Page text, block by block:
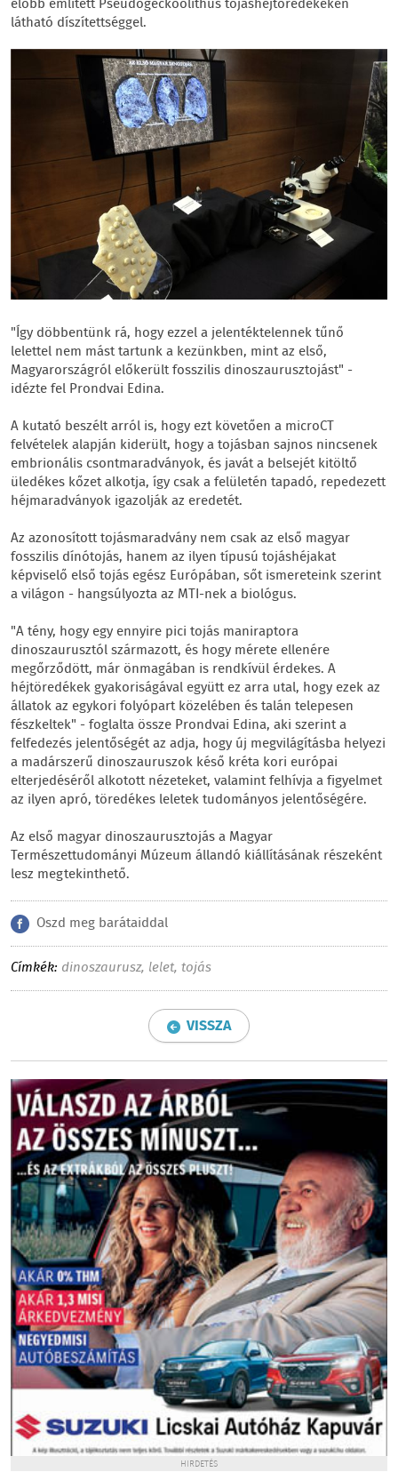
előbb említett Pseudogeckoolithus tojáshéjtöredékeken
látható díszítettséggel.
"Így döbbentünk rá, hogy ezzel a jelentéktelennek tűnő
lelettel nem mást tartunk a kezünkben, mint az első,
Magyarországról előkerült fosszilis dinoszaurusztojást" -
idézte fel Prondvai Edina.
A kutató beszélt arról is, hogy ezt követően a microCT
felvételek alapján kiderült, hogy a tojásban sajnos nincsenek
embrionális csontmaradványok, és javát a belsejét kitöltő
üledékes kőzet alkotja, így csak a felületén tapadó, repedezett
héjmaradványok igazolják az eredetét.
Az azonosított tojásmaradvány nem csak az első magyar
fosszilis dínótojás, hanem az ilyen típusú tojáshéjakat
képviselő első tojás egész Európában, sőt ismereteink szerint
a világon - hangsúlyozta az MTI-nek a biológus.
"A tény, hogy egy ennyire pici tojás maniraptora
dinoszaurusztól származott, és hogy mérete ellenére
megőrződött, már önmagában is rendkívül érdekes. A
héjtöredékek gyakoriságával együtt ez arra utal, hogy ezek az
állatok az egykori folyópart közelében és talán telepesen
fészkeltek" - foglalta össze Prondvai Edina, aki szerint a
felfedezés jelentőségét az adja, hogy új megvilágításba helyezi
a madárszerű dinoszauruszok késő kréta kori európai
elterjedéséről alkotott nézeteket, valamint felhívja a figyelmet
az ilyen apró, töredékes leletek tudományos jelentőségére.
Az első magyar dinoszaurusztojás a Magyar
Természettudományi Múzeum állandó kiállításának részeként
lesz megtekinthető.
Oszd meg barátaiddal
Címkék: dinoszaurusz, lelet, tojás
VISSZA
HIRDETÉS